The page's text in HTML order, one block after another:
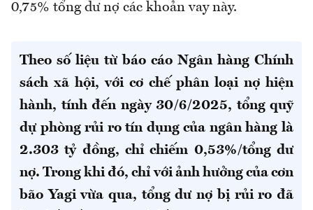
0,75% tổng dư nợ các khoản vay này.
Theo số liệu từ báo cáo Ngân hàng Chính
sách xã hội, với cơ chế phân loại nợ hiện
hành, tính đến ngày 30/6/2025, tổng quỹ
dự phòng rủi ro tín dụng của ngân hàng là
2.303 tỷ đồng, chỉ chiếm 0,53%/tổng dư
nợ. Trong khi đó, chỉ với ảnh hưởng của cơn
bão Yagi vừa qua, tổng dư nợ bị rủi ro đã